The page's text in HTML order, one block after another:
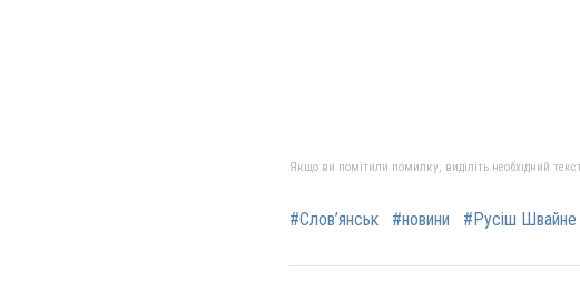
Якщо ви помітили помилку, виділіть необхідний
#Слов’янськ #новини #Русіш Швайне